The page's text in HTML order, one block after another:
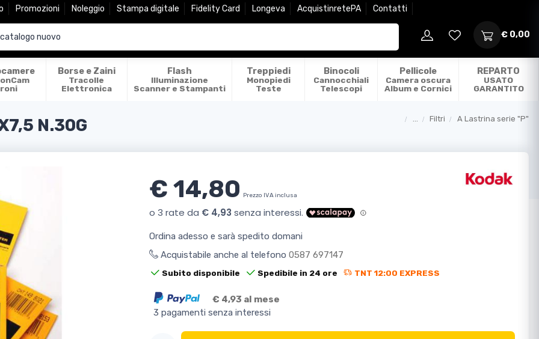
Promozioni Noleggio Stampa digitale Fidelity Card Longeva AcquistinretePA Contatti
€ 0,00
Borse e Zaini
Tracolle
Elettronica
Flash
Illuminazione
Scanner e Stampanti
Treppiedi
Monopiedi
Teste
Binocoli
Cannocchiali
Telescopi
Pellicole
Camera oscura
Album e Cornici
REPARTO
USATO
GARANTITO
Filtri A Lastrina serie "P"
N.30G
€ 14,80 Prezzo IVA inclusa
Ordina adesso e sarà spedito domani
Acquistabile anche al telefono 0587 697147
Subito disponibile Spedibile in 24 ore TNT 12:00 EXPRESS
€ 4,93 al mese
3 pagamenti senza interessi